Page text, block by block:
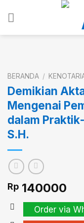
BERANDA /
Demikian
Mengenai
dalam
S.H.
Rp 140000
Order via